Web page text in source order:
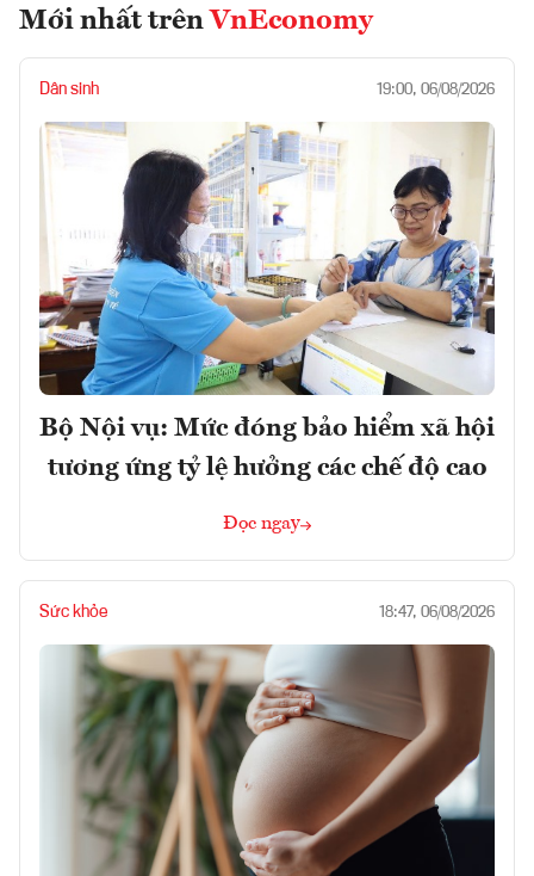
Mới nhất trên VnEconomy
Dân sinh 19:00, 06/08/2026
Bộ Nội vụ: Mức đóng bảo hiểm xã hội
tương ứng tỷ lệ hưởng các chế độ cao
Đọc ngay
Sức khỏe 18:47, 06/08/2026